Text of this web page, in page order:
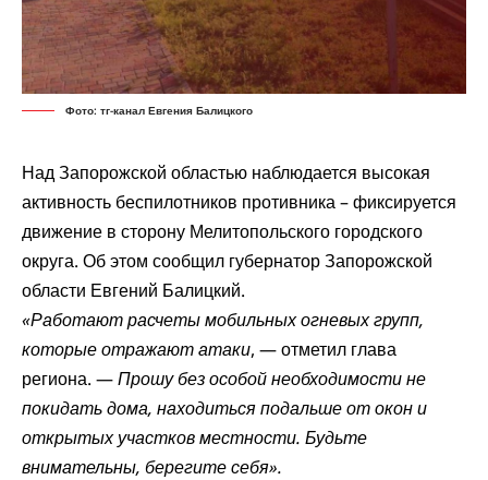
Фото: тг-канал Евгения Балицкого
Над Запорожской областью наблюдается высокая
активность беспилотников противника – фиксируется
движение в сторону Мелитопольского городского
округа. Об этом сообщил губернатор Запорожской
области Евгений Балицкий.
«Работают расчеты мобильных огневых групп,
которые отражают атаки, — отметил глава
региона. —Прошу без особой необходимости не
покидать дома, находиться подальше от окон и
открытых участков местности. Будьте
внимательны, берегите себя».